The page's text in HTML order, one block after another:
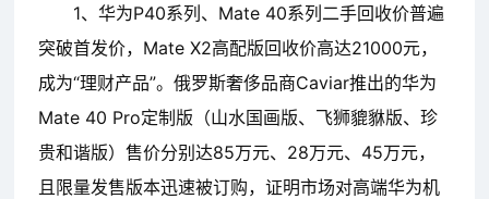
1、华为P40系列、Mate 40系列二手回收价普遍
突破首发价，Mate X2高配版回收价高达21000元，
成为“理财产品”。俄罗斯奢侈品商Caviar推出的华为
Mate 40 Pro定制版（山水国画版、飞狮貔貅版、珍
贵和谐版）售价分别达85万元、28万元、45万元，
且限量发售版本迅速被订购，证明市场对高端华为机